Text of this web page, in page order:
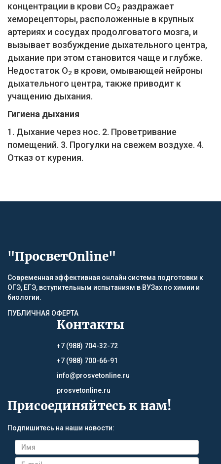
концентрации в крови СО2 раздражает
хеморецепторы, расположенные в крупных
артериях и сосудах продолговатого мозга, и
вызывает возбуждение дыхательного центра,
дыхание при этом становится чаще и глубже.
Недостаток О2 в крови, омывающей нейроны
дыхательного центра, также приводит к
учащению дыхания.
Гигиена дыхания
1. Дыхание через нос. 2. Проветривание
помещений. 3. Прогулки на свежем воздухе. 4.
Отказ от курения.
"ПросветOnline"
Современная эффективная онлайн система подготовки к
ОГЭ, ЕГЭ, вступительным испытаниям в ВУЗах по химии и
биологии.
ПУБЛИЧНАЯ ОФЕРТА
Контакты
+7 (988) 704-32-72
+7 (988) 700-66-91
info@prosvetonline.ru
prosvetonline.ru
Присоединяйтесь к нам!
Подпишитесь на наши новости: